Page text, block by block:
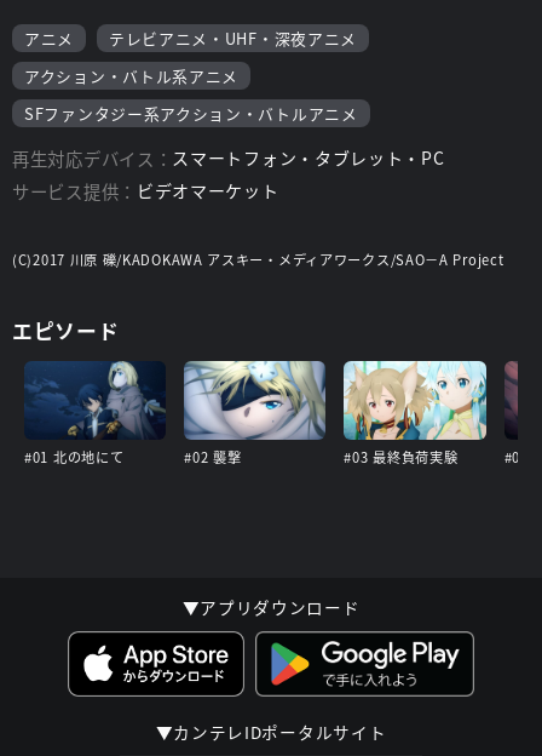
アニメ
テレビアニメ・UHF・深夜アニメ
アクション・バトル系アニメ
SFファンタジー系アクション・バトルアニメ
再生対応デバイス： スマートフォン・タブレット・PC
サービス提供： ビデオマーケット
(C)2017 川原 礫/KADOKAWA アスキー・メディアワークス/SAO－A Project
エピソード
#01 北の地にて #02 襲撃 #03 最終負荷実験
▼アプリダウンロード
▼カンテレIDポータルサイト